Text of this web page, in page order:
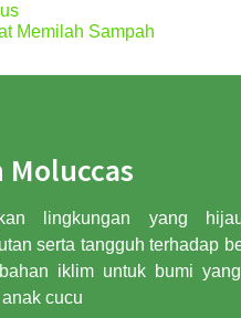
Memilah Sampah
Moluccas
lingkungan yang
serta tangguh terhadap
iklim untuk bumi
cucu